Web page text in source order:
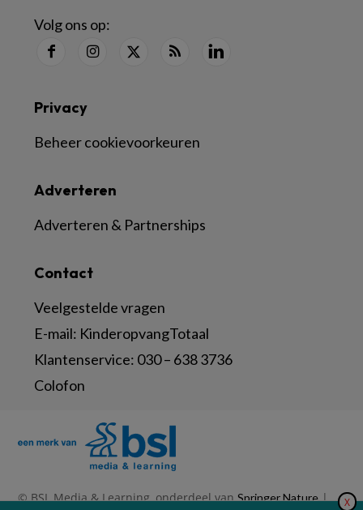
Volg ons op:
Contact
Veelgestelde vragen
E-mail: KinderopvangTotaal
Klantenservice: 030 – 638 3736
Colofon
Adverteren
Adverteren & Partnerships
Privacy
Beheer cookievoorkeuren
© BSL Media & Learning, onderdeel vanSpringer Nature| X